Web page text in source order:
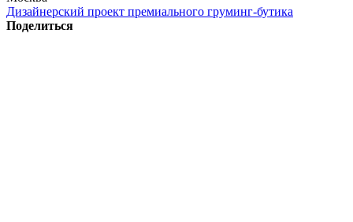
Дизайнерский проект премиального груминг-бутика
Поделиться